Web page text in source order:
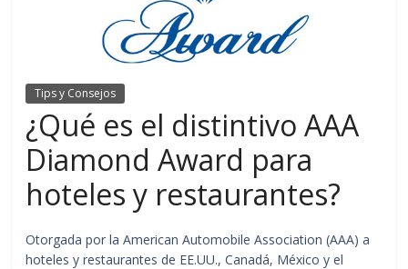
Tips y Consejos
¿Qué es el distintivo AAA
Diamond Award para
hoteles y restaurantes?
Otorgada por la American Automobile Association (AAA) a
hoteles y restaurantes de EE.UU., Canadá, México y el